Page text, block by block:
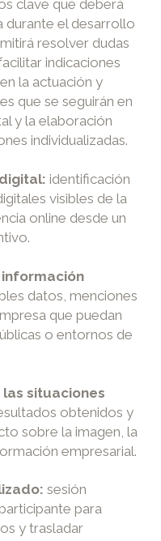
clave que deberá
durante el desarrollo
resolver dudas
indicaciones
la actuación y
que se seguirán en
y la elaboración
individualizadas.
identificación
visibles de la
online desde un
información
datos, menciones
que puedan
o entornos de
situaciones
obtenidos y
sobre la imagen, la
empresarial.
sesión
para
y trasladar